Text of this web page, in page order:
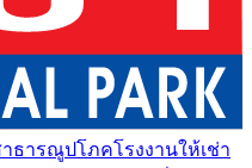
าธารณูปโภคโรงงานให้เช่า